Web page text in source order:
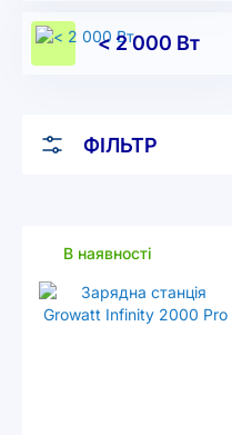
< 2 000 Вт
В наявності
ФІЛЬТР